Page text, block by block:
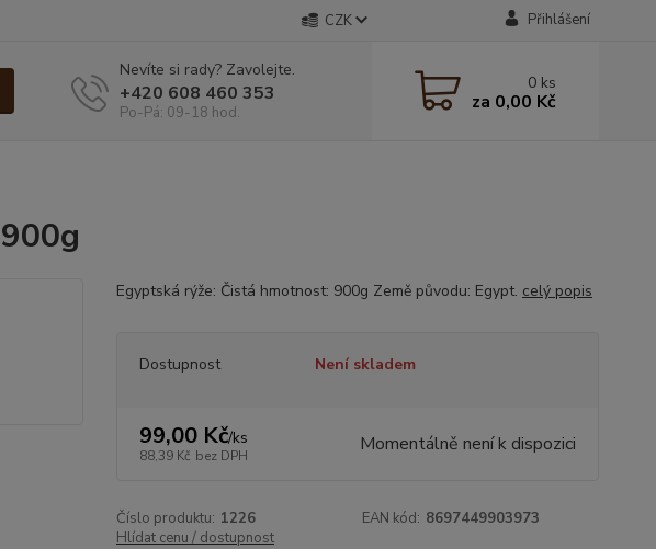
CZK Přihlášení
Nevíte si rady? Zavolejte.
+420 608 460 353
Po-Pá: 09-18 hod.
0 ks
za 0,00 Kč
Egyptská rýže: Čistá hmotnost: 900g Země původu: Egypt. celý popis
Dostupnost Není skladem
99,00 Kč/ks
88,39 Kč bez DPH Momentálně není k dispozici
Číslo produktu: 1226 EAN kód: 8697449903973
Hlídat cenu / dostupnost